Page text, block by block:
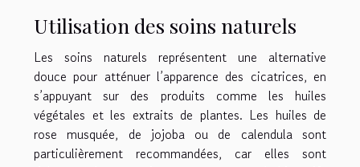
Utilisation des soins naturels
Les soins naturels représentent une alternative
douce pour atténuer l’apparence des cicatrices, en
s’appuyant sur des produits comme les huiles
végétales et les extraits de plantes. Les huiles de
rose musquée, de jojoba ou de calendula sont
particulièrement recommandées, car elles sont